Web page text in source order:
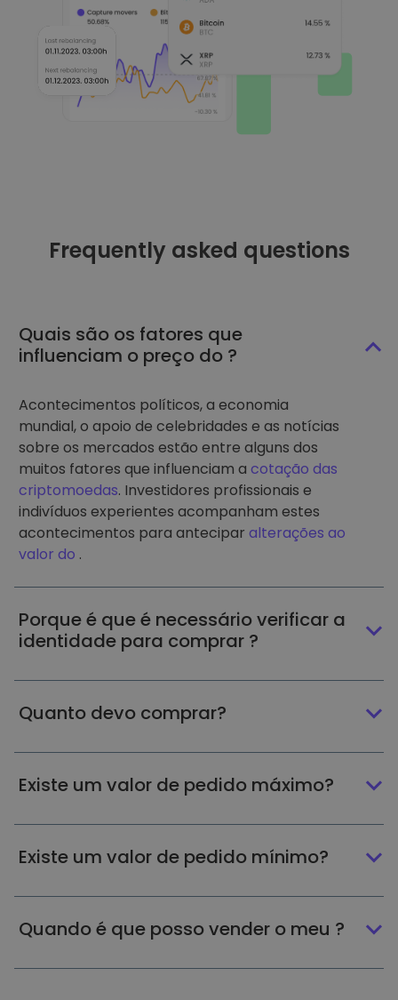
Frequently asked questions
Quais são os fatores que
influenciam o preço do ?
Acontecimentos políticos, a economia
mundial, o apoio de celebridades e as notícias
sobre os mercados estão entre alguns dos
muitos fatores que influenciam a cotação das
criptomoedas. Investidores profissionais e
indivíduos experientes acompanham estes
acontecimentos para antecipar alterações ao
valor do .
Porque é que é necessário verificar a
identidade para comprar ?
Quanto devo comprar?
Existe um valor de pedido máximo?
Existe um valor de pedido mínimo?
Quando é que posso vender o meu ?